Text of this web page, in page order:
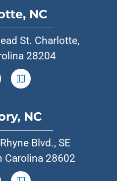
NC
St. Charlotte,
28204
NC
Blvd., SE
Carolina 28602